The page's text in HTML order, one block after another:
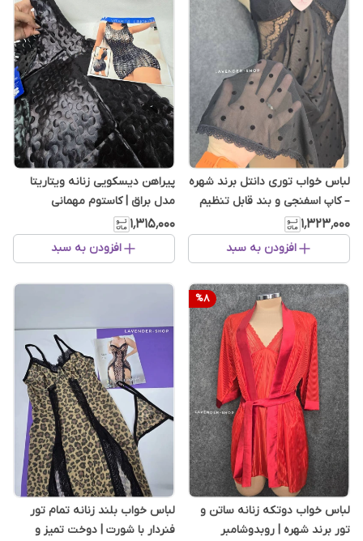
لباس خواب توری دانتل برند شهره
– کاپ اسفنجی و بند قابل تنظیم
۱٬۳۲۳٬۰۰۰
افزودن به سبد
پیراهن دیسکویی زنانه ویتاریتا
مدل براق | کاستوم مهمانی
۱٬۳۱۵٬۰۰۰
افزودن به سبد
%8
لباس خواب دو‌تکه زنانه ساتن و
تور برند شهره | روبدوشامبر
لباس خواب بلند زنانه تمام تور
فنردار با شورت | دوخت تمیز و